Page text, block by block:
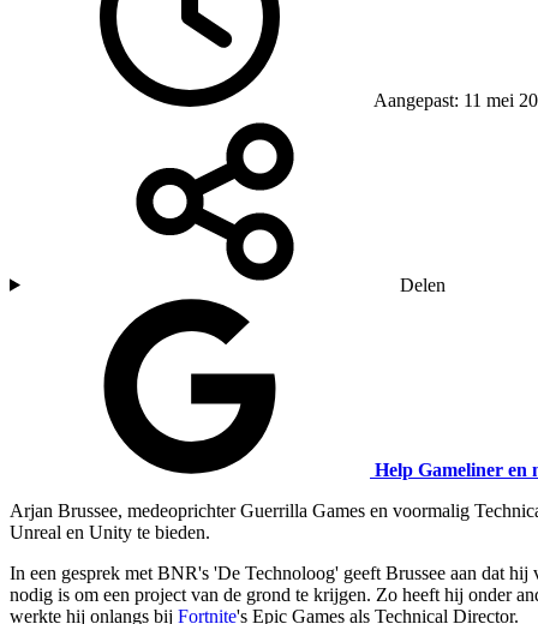
Aangepast: 11 mei
Delen
Help Gameliner en
Arjan Brussee, medeoprichter Guerrilla Games en voormalig
Unreal en Unity te bieden.
In een gesprek met BNR's 'De Technoloog' geeft Brussee aan dat
nodig is om een project van de grond te krijgen. Zo heeft hij onder
werkte hij onlangs bij Fortnite's Epic Games als Technical Director.